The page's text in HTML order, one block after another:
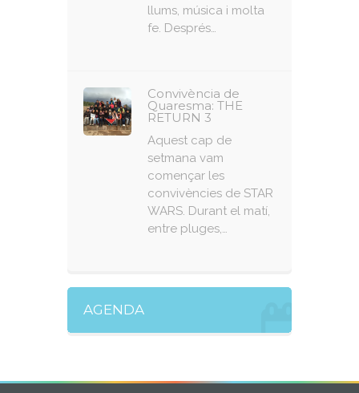
llums, música i molta
fe. Després…
Convivència de
Quaresma: THE
RETURN 3
Aquest cap de
setmana vam
començar les
convivències de STAR
WARS. Durant el matí,
entre pluges,…
AGENDA